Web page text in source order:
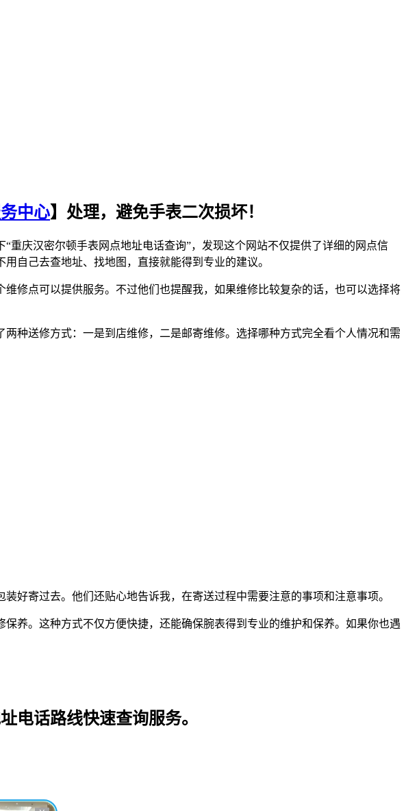
中心】处理，避免手表二次损坏！
庆汉密尔顿手表网点地址电话查询”，发现这个网站不仅提供了详细的网点信
自己去查地址、找地图，直接就能得到专业的建议。
修点可以提供服务。不过他们也提醒我，如果维修比较复杂的话，也可以选择将
种送修方式：一是到店维修，二是邮寄维修。选择哪种方式完全看个人情况和需
好寄过去。他们还贴心地告诉我，在寄送过程中需要注意的事项和注意事项。
养。这种方式不仅方便快捷，还能确保腕表得到专业的维护和保养。如果你也遇
电话路线快速查询服务。